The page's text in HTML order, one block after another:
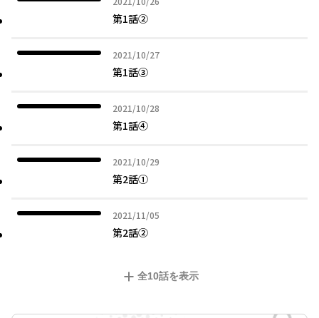
第1話②
2021/10/27
2021年10月27日
第1話③
2021/10/28
2021年10月28日
第1話④
2021/10/29
2021年10月29日
第2話①
2021/11/05
2021年11月05日
第2話②
全10話を表示